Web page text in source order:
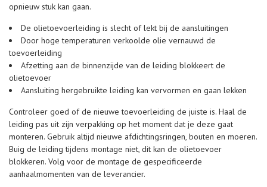
opnieuw stuk kan gaan.
De olietoevoerleiding is slecht of lekt bij de aansluitingen
Door hoge temperaturen verkoolde olie vernauwd de
toevoerleiding
Afzetting aan de binnenzijde van de leiding blokkeert de
olietoevoer
Aansluiting hergebruikte leiding kan vervormen en gaan lekken
Controleer goed of de nieuwe toevoerleiding de juiste is. Haal de
leiding pas uit zijn verpakking op het moment dat je deze gaat
monteren. Gebruik altijd nieuwe afdichtingsringen, bouten en moeren.
Buig de leiding tijdens montage niet, dit kan de olietoevoer
blokkeren. Volg voor de montage de gespecificeerde
aanhaalmomenten van de leverancier.